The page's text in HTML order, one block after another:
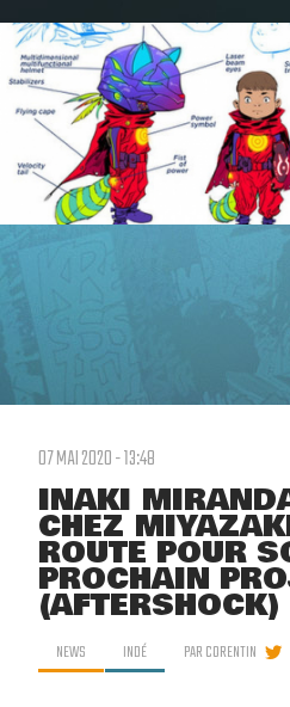
07 MAI 2020 - 13:48
INAKI
CHEZ
ROUTE POUR
PROCHAIN
(AFTERSHOCK)
NEWS INDÉ PARCORENTIN